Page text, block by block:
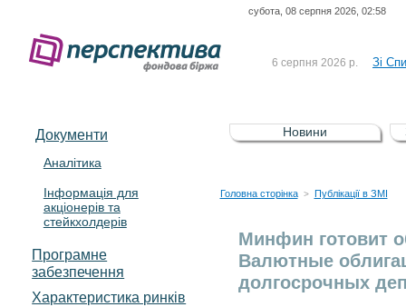
субота, 08 серпня 2026, 02:58
6 серпня 2026 р. Зі
5 серпня 2026 р.
Зі
UA4000232607)
4 серпня 2026 р.
До
Документи
Аналітика
Інформація для
акціонерів та
стейкхолдерів
Програмне
забезпечення
Характеристика pинків
Новини
Головна сторінка > Публікації в ЗМІ
Минфин готовит
Валютные
долгосрочных